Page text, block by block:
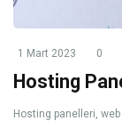
1 Mart 2023 0
Hosting
Hosting panelleri,